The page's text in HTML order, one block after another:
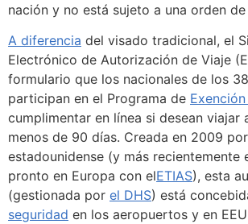
nación y no está sujeto a una orden
A diferencia del visado tradicional, el
Electrónico de Autorización de Viaje
formulario que los nacionales de los
participan en el Programa de
cumplimentar en línea si desean viajar
menos de 90 días. Creada en 2009
estadounidense (y más recientemente
pronto en Europa con elETIAS), esta
(gestionada por el DHS) está
seguridad en los aeropuertos y en